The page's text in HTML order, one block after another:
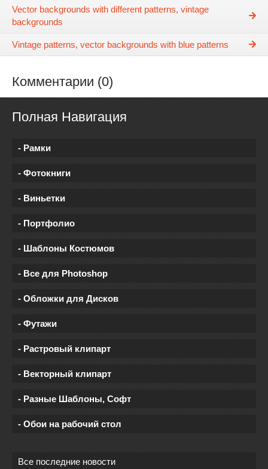
Vector backgrounds with different patterns, vintage
backgrounds
Vintage patterns, vector backgrounds with blue patterns
Комментарии (0)
Полная Навигация
- Рамки
- Фотокниги
- Виньетки
- Портфолио
- Шаблоны Костюмов
- Все для Photoshop
- Обложки для Дисков
- Футажи
- Растровый клипарт
- Векторный клипарт
- Разные Шаблоны, Софт
- Обои на рабочий стол
Все последние новости